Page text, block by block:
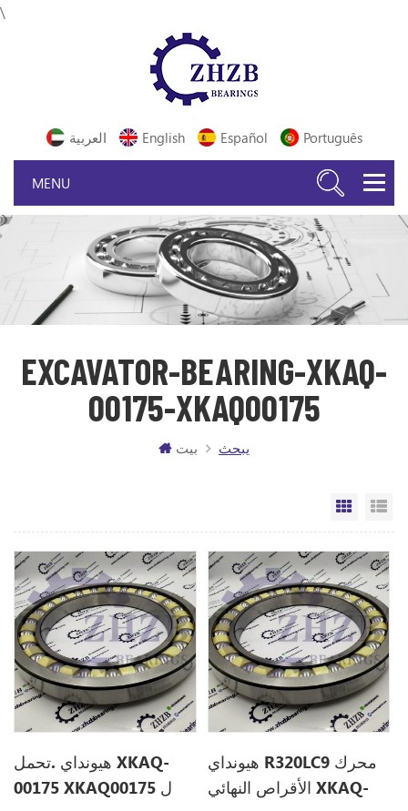
\
العربية English Español Português
EXCAVATOR-BEARING-XKAQ-
00175-XKAQ00175
بيت يبحث
هيونداي .تحمل XKAQ-
00175 XKAQ00175 ل
هيونداي R320LC9 محرك
الأقراص النهائي XKAQ-